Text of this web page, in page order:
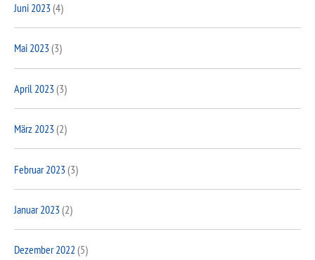
Juni 2023(4)
Mai 2023(3)
April 2023(3)
März 2023(2)
Februar 2023(3)
Januar 2023(2)
Dezember 2022 (5)